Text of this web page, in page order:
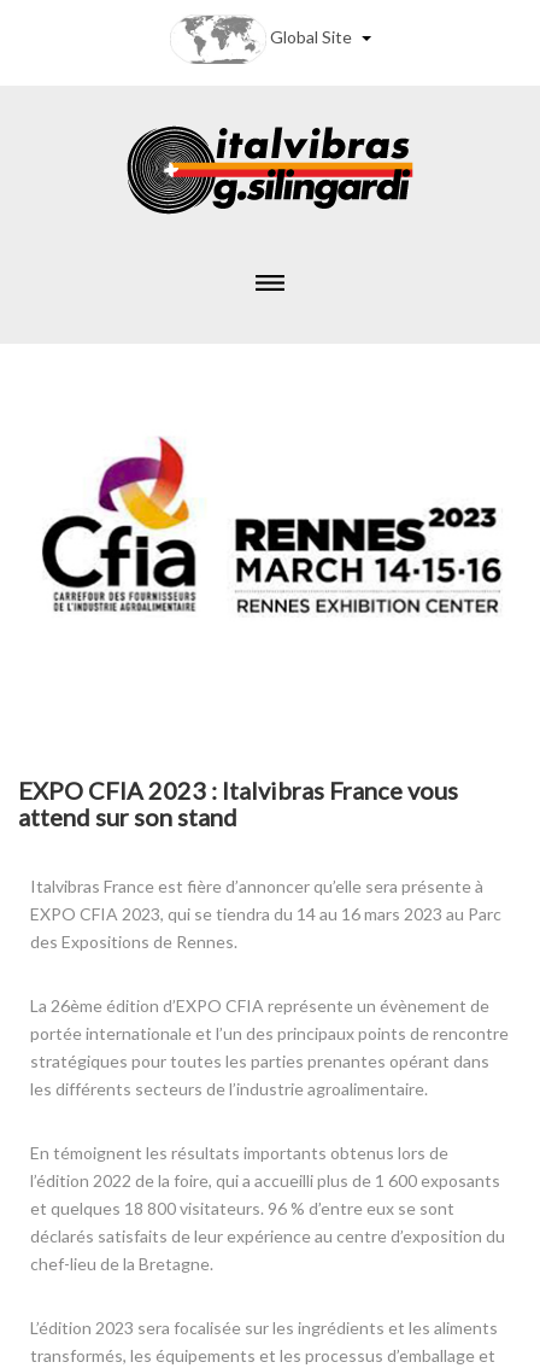
Global Site
EXPO CFIA 2023 : Italvibras France vous
attend sur son stand
Italvibras France est fière d’annoncer qu’elle sera présente à
EXPO CFIA 2023, qui se tiendra du 14 au 16 mars 2023 au Parc
des Expositions de Rennes.
La 26ème édition d’EXPO CFIA représente un évènement de
portée internationale et l’un des principaux points de rencontre
stratégiques pour toutes les parties prenantes opérant dans
les différents secteurs de l’industrie agroalimentaire.
En témoignent les résultats importants obtenus lors de
l’édition 2022 de la foire, qui a accueilli plus de 1 600 exposants
et quelques 18 800 visitateurs. 96 % d’entre eux se sont
déclarés satisfaits de leur expérience au centre d’exposition du
chef-lieu de la Bretagne.
L’édition 2023 sera focalisée sur les ingrédients et les aliments
transformés, les équipements et les processus d’emballage et